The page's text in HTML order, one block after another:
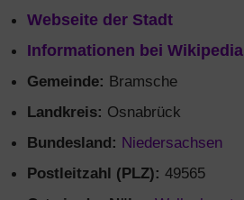
Webseite der Stadt
Informationen bei Wikipedia
Gemeinde: Bramsche
Landkreis: Osnabrück
Bundesland: Niedersachsen
Postleitzahl (PLZ): 49565